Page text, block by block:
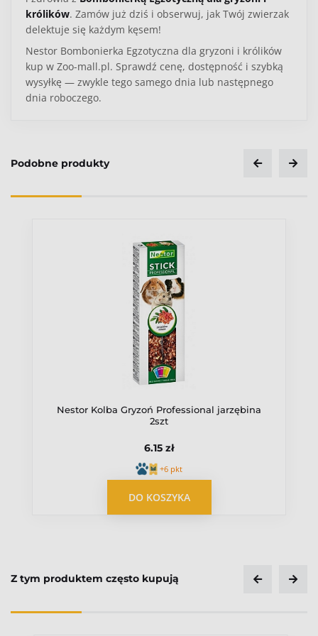
królików. Zamów już dziś i obserwuj, jak Twój zwierzak
delektuje się każdym kęsem!
Nestor Bombonierka Egzotyczna dla gryzoni i królików
kup w Zoo-mall.pl. Sprawdź cenę, dostępność i szybką
wysyłkę — zwykle tego samego dnia lub następnego
dnia roboczego.
OPUBLIKUJ OPINIĘ
Podobne produkty
Nestor Kolba Gryzoń Professional jarzębina
2szt
6.15 zł
+6 pkt
DO KOSZYKA
Z tym produktem często kupują